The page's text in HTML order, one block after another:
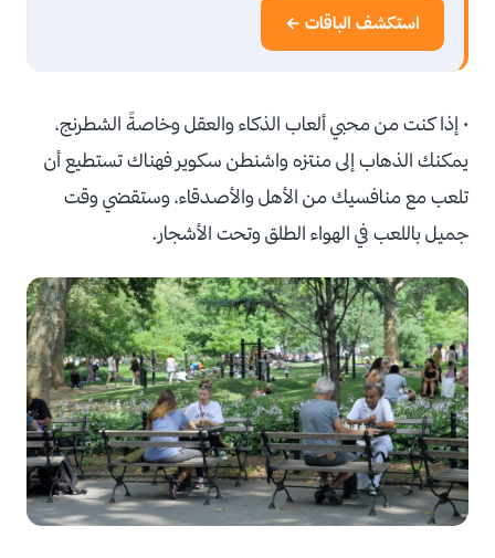
استكشف الباقات ←
• إذا كنت من محبي ألعاب الذكاء والعقل وخاصةً الشطرنج،
يمكنك الذهاب إلى منتزه واشنطن سكوير فهناك تستطيع أن
تلعب مع منافسيك من الأهل والأصدقاء، وستقضي وقت
جميل باللعب في الهواء الطلق وتحت الأشجار.